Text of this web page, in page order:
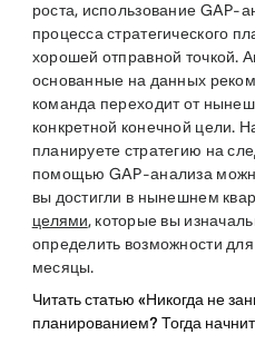
роста, использование GAP-
процесса стратегического
хорошей отправной точкой.
основанные на данных
команда переходит от
конкретной конечной цели.
планируете стратегию на
помощью GAP-анализа
вы достигли в нынешнем
целями, которые вы
определить возможности
месяцы.
Читать статью «Никогда не
планированием? Тогда